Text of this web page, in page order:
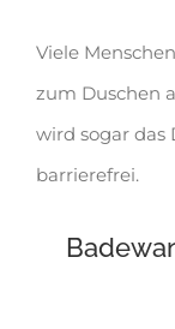
Viele
zum Duschen
wird sogar das
barrierefrei.